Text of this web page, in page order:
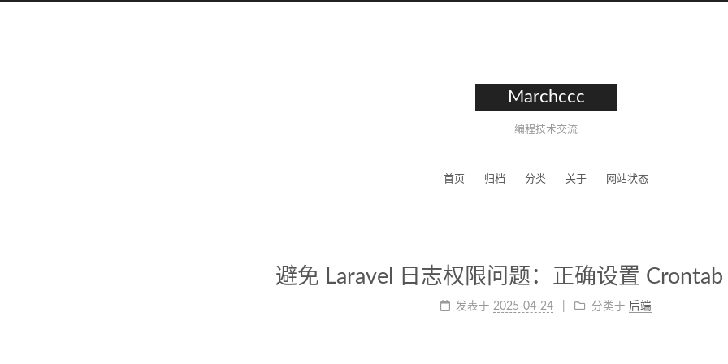
Marchccc
编程技术交流
首页 归档 分类 关于 网站状态
避免 Laravel 日志权限问题：正确设置
发表于 2025-04-24 分类于 后端